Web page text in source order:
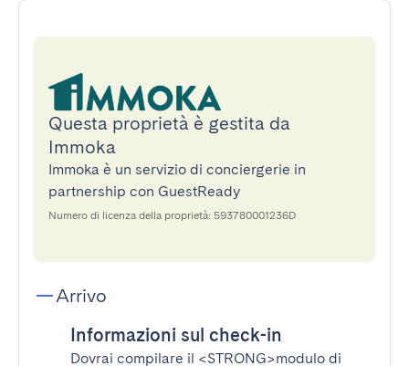
Questa proprietà è gestita da
Immoka
Immoka è un servizio di conciergerie in
partnership con GuestReady
Numero di licenza della proprietà: 593780001236D
Arrivo
Informazioni sul check-in
Dovrai compilare il <STRONG>modulo di